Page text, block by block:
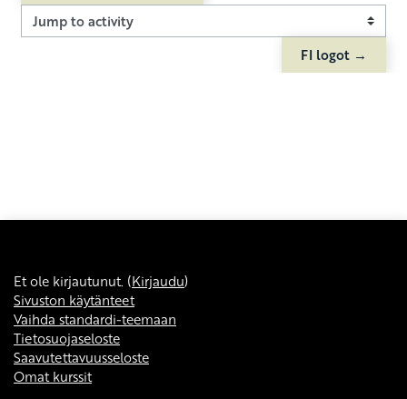
Jump to activity
FI logot →
Et ole kirjautunut. (Kirjaudu)
Sivuston käytänteet
Vaihda standardi-teemaan
Tietosuojaseloste
Saavutettavuusseloste
Omat kurssit